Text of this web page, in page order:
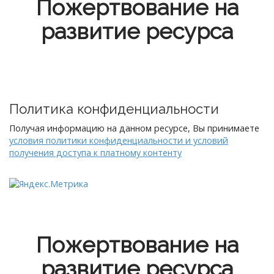
Пожертвование на
развитие ресурса
Политика конфиденциальности
Получая информацию на данном ресурсе, Вы принимаете
условия политики конфиденциальности и условий
получения доступа к платному контенту
Пожертвование на
развитие ресурса